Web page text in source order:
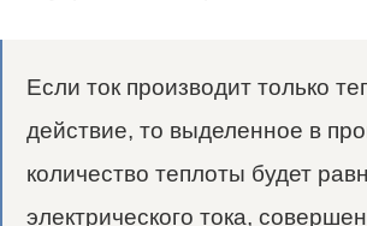
Если ток производит только
действие, то выделенное в
количество теплоты будет
электрического тока,